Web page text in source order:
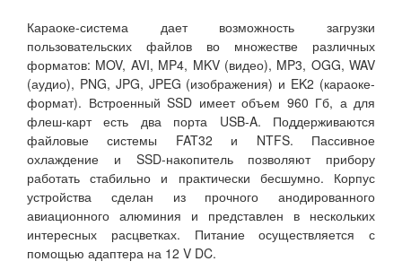
Караоке-система дает возможность загрузки
пользовательских файлов во множестве различных
форматов: MOV, AVI, MP4, MKV (видео), MP3, OGG, WAV
(аудио), PNG, JPG, JPEG (изображения) и EK2 (караоке-
формат). Встроенный SSD имеет объем 960 Гб, а для
флеш-карт есть два порта USB-A. Поддерживаются
файловые системы FAT32 и NTFS. Пассивное
охлаждение и SSD-накопитель позволяют прибору
работать стабильно и практически бесшумно. Корпус
устройства сделан из прочного анодированного
авиационного алюминия и представлен в нескольких
интересных расцветках. Питание осуществляется с
помощью адаптера на 12 V DC.